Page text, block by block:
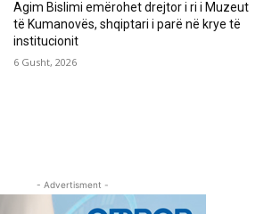
Agim Bislimi emërohet drejtor i ri i Muzeut
të Kumanovës, shqiptari i parë në krye të
institucionit
6 Gusht, 2026
- Advertisment -